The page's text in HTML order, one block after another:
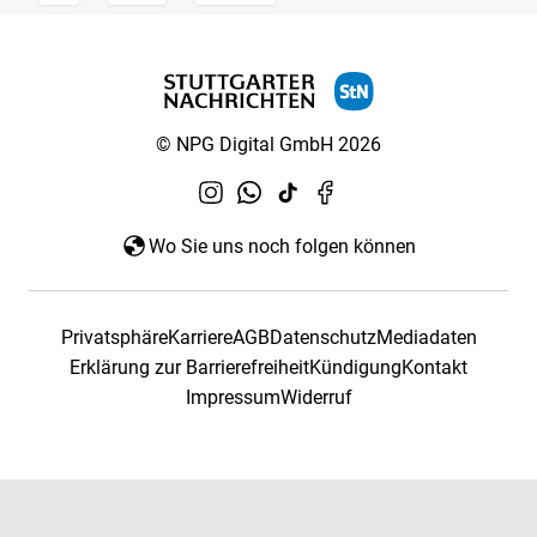
© NPG Digital GmbH 2026
Wo Sie uns noch folgen können
PrivatsphäreKarriereAGBDatenschutzMediadaten
Erklärung zur BarrierefreiheitKündigungKontakt
ImpressumWiderruf